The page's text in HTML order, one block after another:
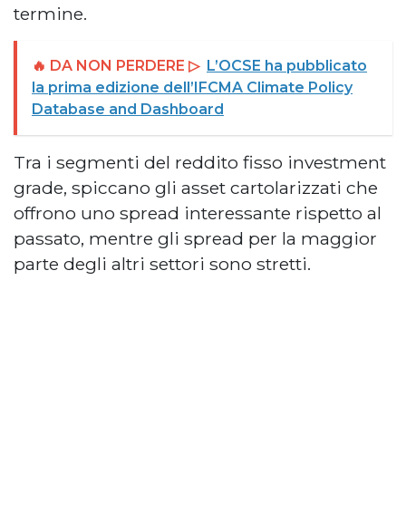
termine.
🔥 DA NON PERDERE ▷ L’OCSE ha pubblicato
la prima edizione dell’IFCMA Climate Policy
Database and Dashboard
Tra i segmenti del reddito fisso investment
grade, spiccano gli asset cartolarizzati che
offrono uno spread interessante rispetto al
passato, mentre gli spread per la maggior
parte degli altri settori sono stretti.